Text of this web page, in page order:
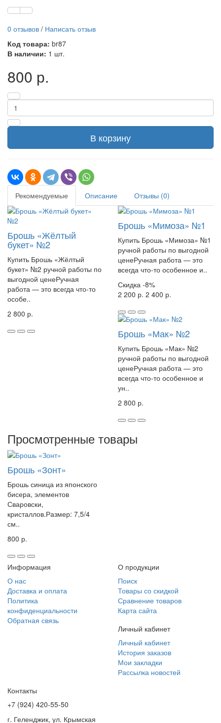
0 отзывов / Написать отзыв
Код товара: br87
В наличии: 1 шт.
800 р.
В корзину
Рекомендуемые Описание Отзывы (0)
Брошь «Жёлтый
букет» №2
Купить Брошь «Жёлтый
букет» №2 ручной работы по
выгодной ценеРучная
работа — это всегда что-то
особе..
2 800 р.
Брошь «Мимоза» №1
Купить Брошь «Мимоза» №1
ручной работы по выгодной
ценеРучная работа — это
всегда что-то особенное и..
Скидка -8%
2 200 р. 2 400 р.
Брошь «Мак» №2
Купить Брошь «Мак» №2
ручной работы по выгодной
ценеРучная работа — это
всегда что-то особенное и
ун..
2 800 р.
Просмотренные товары
Брошь «Зонт»
Брошь синица из японского
бисера, элементов
Сваровски,
кристаллов.Размер: 7,5/4
см..
800 р.
Информация
О нас
Доставка и оплата
Политика
конфиденциальности
Обратная связь
О продукции
Поиск
Товары со скидкой
Сравнение товаров
Карта сайта
Личный кабинет
Личный кабинет
История заказов
Мои закладки
Рассылка новостей
Контакты
+7 (924) 420-55-50
г. Геленджик, ул. Крымская